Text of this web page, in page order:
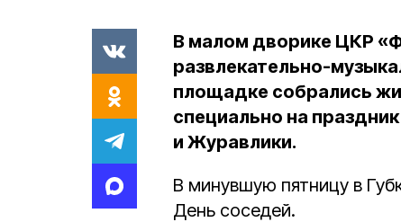
В малом дворике ЦКР
развлекательно-
площадке собрались
специально на
и Журавлики.
В минувшую пятницу в
День соседей.